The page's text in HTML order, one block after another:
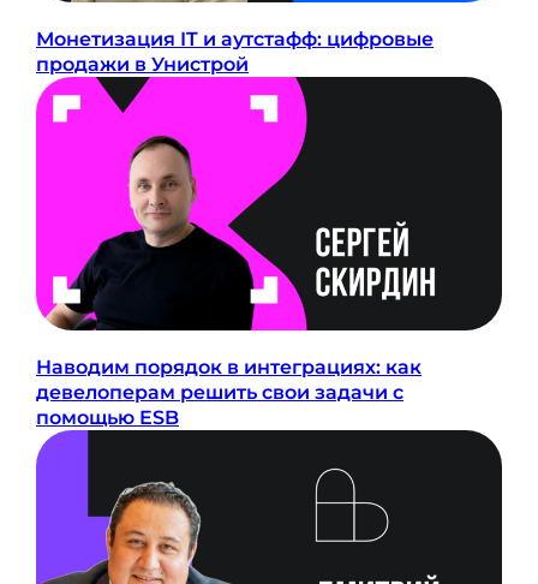
Монетизация IT и аутстафф: цифровые
продажи в Унистрой
Наводим порядок в интеграциях: как
девелоперам решить свои задачи с
помощью ESB